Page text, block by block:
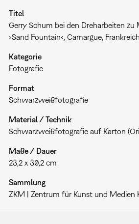
Titel
Gerry Schum bei den Dreharbeiten zu
›Sand Fountain‹, Camargue,
Kategorie
Fotografie
Format
Schwarzweißfotografie
Material / Technik
Schwarzweißfotografie auf Karton
Maße / Dauer
23,2 x 30,2 cm
Sammlung
ZKM | Zentrum für Kunst und Medien